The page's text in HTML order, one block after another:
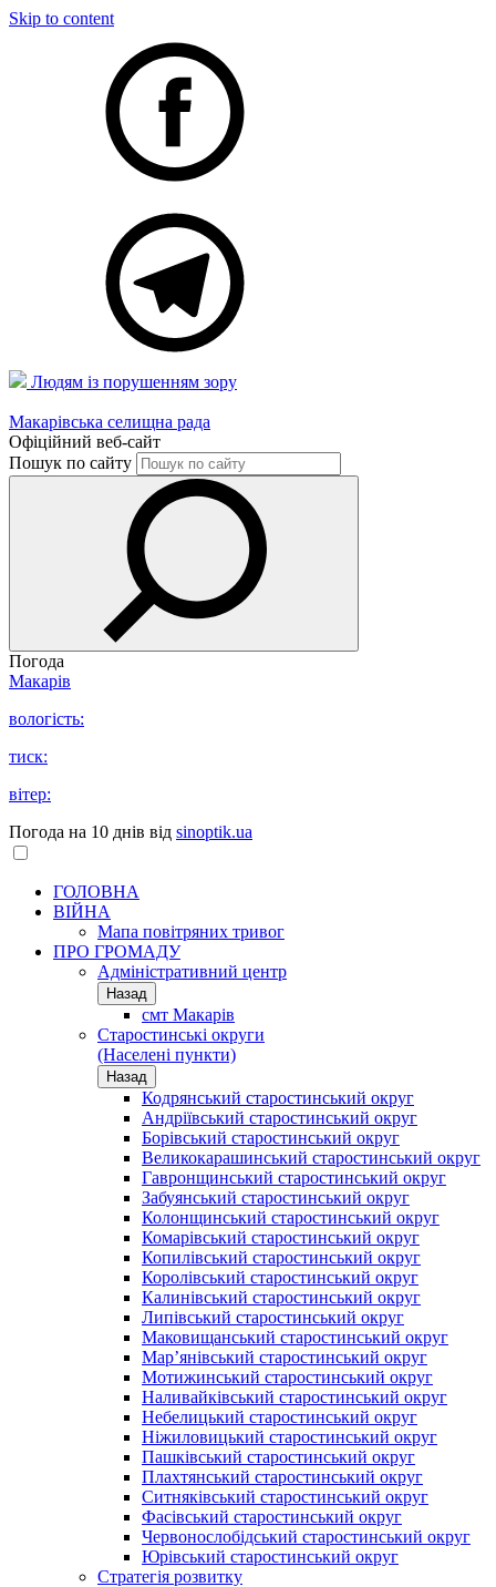
Skip to content
Людям із порушенням зору
Макарівська селищна рада
Офіційний веб-сайт
Пошук по сайту
Погода
Макарів
вологість:
тиск:
вітер:
Погода на 10 днів від sinoptik.ua
ГОЛОВНА
ВІЙНА
Мапа повітряних тривог
ПРО ГРОМАДУ
Aдміністративний центр
Назад
смт Макарів
Старостинські округи
(Населені пункти)
Назад
Кодрянський старостинський округ
Андріївський старостинський округ
Борівський старостинський округ
Великокарашинський старостинський округ
Гавронщинський старостинський округ
Забуянський старостинський округ
Колонщинський старостинський округ
Комарівський старостинський округ
Копилівський старостинський округ
Королівський старостинський округ
Калинівський старостинський округ
Липівський старостинський округ
Маковищанський старостинський округ
Мар’янівський старостинський округ
Мотижинський старостинський округ
Наливайківський старостинський округ
Небелицький старостинський округ
Ніжиловицький старостинський округ
Пашківський старостинський округ
Плахтянський старостинський округ
Ситняківський старостинський округ
Фасівський старостинський округ
Червонослобідський старостинський округ
Юрівський старостинський округ
Стратегія розвитку